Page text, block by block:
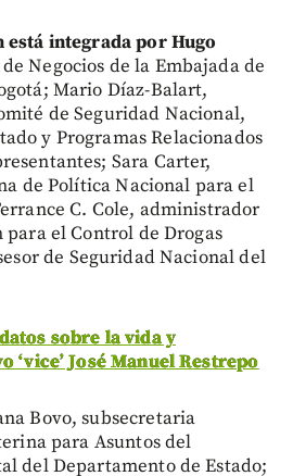
integrada por Hugo
Negocios de la Embajada de
Mario Díaz-Balart,
de Seguridad Nacional,
y Programas Relacionados
Sara Carter,
de Política Nacional para el
C. Cole, administrador
el Control de Drogas
de Seguridad Nacional del
sobre la vida y
‘vice’ José Manuel Restrepo
Bovo, subsecretaria
para Asuntos del
del Departamento de Estado;